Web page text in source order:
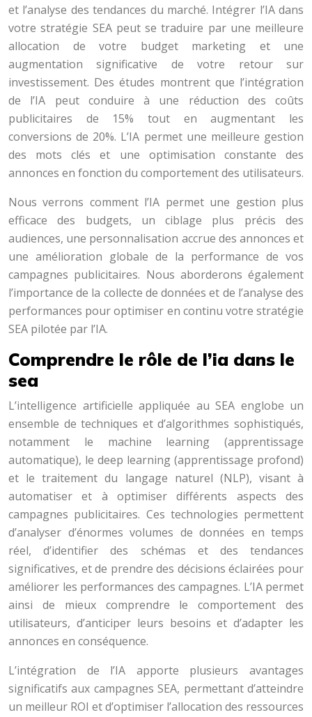
et l’analyse des tendances du marché. Intégrer l’IA dans
votre stratégie SEA peut se traduire par une meilleure
allocation de votre budget marketing et une
augmentation significative de votre retour sur
investissement. Des études montrent que l’intégration
de l’IA peut conduire à une réduction des coûts
publicitaires de 15% tout en augmentant les
conversions de 20%. L’IA permet une meilleure gestion
des mots clés et une optimisation constante des
annonces en fonction du comportement des utilisateurs.
Nous verrons comment l’IA permet une gestion plus
efficace des budgets, un ciblage plus précis des
audiences, une personnalisation accrue des annonces et
une amélioration globale de la performance de vos
campagnes publicitaires. Nous aborderons également
l’importance de la collecte de données et de l’analyse des
performances pour optimiser en continu votre stratégie
SEA pilotée par l’IA.
Comprendre le rôle de l’ia dans le
sea
L’intelligence artificielle appliquée au SEA englobe un
ensemble de techniques et d’algorithmes sophistiqués,
notamment le machine learning (apprentissage
automatique), le deep learning (apprentissage profond)
et le traitement du langage naturel (NLP), visant à
automatiser et à optimiser différents aspects des
campagnes publicitaires. Ces technologies permettent
d’analyser d’énormes volumes de données en temps
réel, d’identifier des schémas et des tendances
significatives, et de prendre des décisions éclairées pour
améliorer les performances des campagnes. L’IA permet
ainsi de mieux comprendre le comportement des
utilisateurs, d’anticiper leurs besoins et d’adapter les
annonces en conséquence.
L’intégration de l’IA apporte plusieurs avantages
significatifs aux campagnes SEA, permettant d’atteindre
un meilleur ROI et d’optimiser l’allocation des ressources